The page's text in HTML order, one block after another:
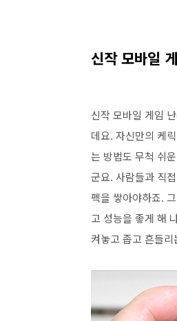
신작 모바일
신작 모바일 게임
데요. 자신만의 케
는 방법도 무척 쉬
군요. 사람들과 직
펙을 쌓아야하죠.
고 성능을 좋게 해
켜놓고 좁고 흔들